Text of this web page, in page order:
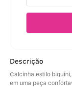
Descrição
Calcinha estilo
em uma peça